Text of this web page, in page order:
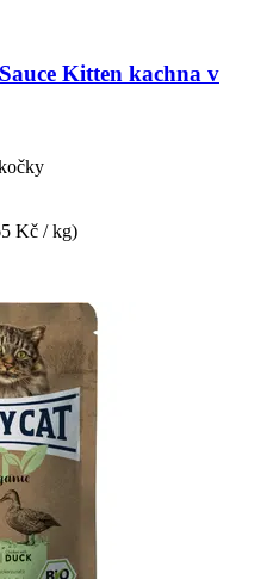
Kitten kachna v
Kč / kg)